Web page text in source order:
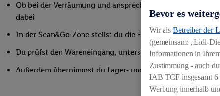
Ob bei der Verräumung und ansprechender Präsentation
dabei
In der Scan&Go-Zone stellst du die Funktionsfähigkeit
Du prüfst den Wareneingang, unterstützt bei
Außerdem übernimmst du Lager- und Reinigungsarbeiten
Bevor es
Wir als Betreiber der
(gemeinsam: „Lidl-
Informationen in
Zustimmung - auch
IAB TCF insgesamt 6
Werbung innerhalb